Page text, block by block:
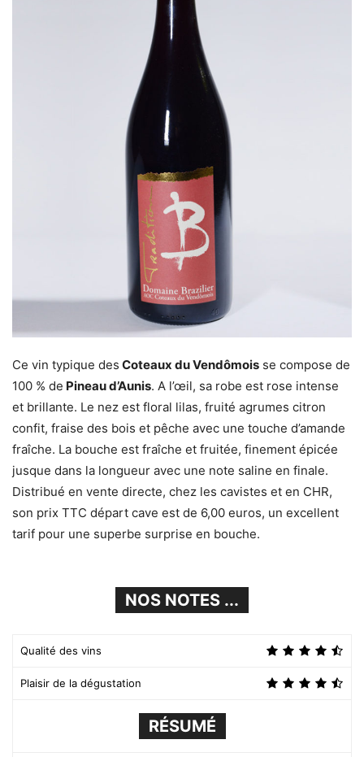
Ce vin typique des Coteaux du Vendômois se compose de
100 % de Pineau d’Aunis. A l’œil, sa robe est rose intense
et brillante. Le nez est floral lilas, fruité agrumes citron
confit, fraise des bois et pêche avec une touche d’amande
fraîche. La bouche est fraîche et fruitée, finement épicée
jusque dans la longueur avec une note saline en finale.
Distribué en vente directe, chez les cavistes et en CHR,
son prix TTC départ cave est de 6,00 euros, un excellent
tarif pour une superbe surprise en bouche.
NOS NOTES ...
Qualité des vins
Plaisir de la dégustation
RÉSUMÉ